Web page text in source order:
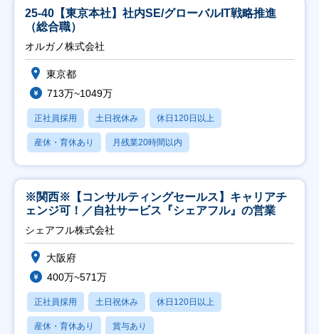
25-40【東京本社】社内SE/グローバルIT戦略推進
（総合職）
オルガノ株式会社
東京都
713万~1049万
正社員採用 土日祝休み 休日120日以上
産休・育休あり 月残業20時間以内
※関西※【コンサルティングセールス】キャリアチ
ェンジ可！／自社サービス『シェアフル』の営業
シェアフル株式会社
大阪府
400万~571万
正社員採用 土日祝休み 休日120日以上
産休・育休あり 賞与あり